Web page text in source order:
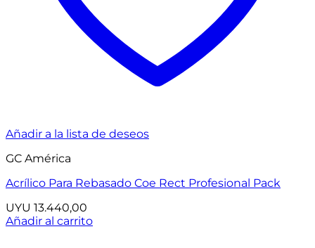
Añadir a la lista de deseos
GC América
Acrílico Para Rebasado Coe Rect Profesional Pack
UYU 13.440,00
Añadir al carrito